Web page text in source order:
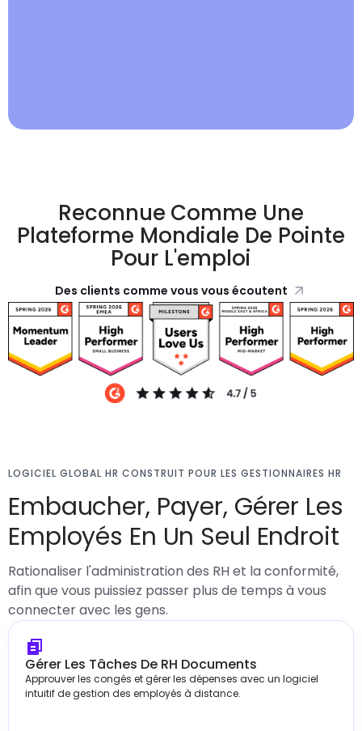
Reconnue Comme Une
Plateforme Mondiale De Pointe
Pour L'emploi
Des clients comme vous vous écoutent
LOGICIEL GLOBAL HR CONSTRUIT POUR LES GESTIONNAIRES HR
Embaucher, Payer, Gérer Les
Employés En Un Seul Endroit
Rationaliser l'administration des RH et la conformité,
afin que vous puissiez passer plus de temps à vous
connecter avec les gens.
Gérer Les Tâches De RH Documents
Approuver les congés et gérer les dépenses avec un logiciel
intuitif de gestion des employés à distance.